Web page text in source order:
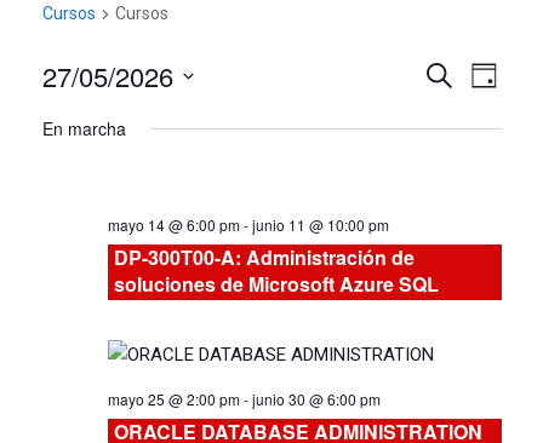
Cursos Cursos
de
y
de
BUSCAR
de
DÍA
27/05/2026
fecha.
En marcha
mayo 14 @ 6:00 pm-junio 11 @ 10:00 pm
DP-300T00-A: Administración de
soluciones de Microsoft Azure SQL
mayo 25 @ 2:00 pm-junio 30 @ 6:00 pm
ORACLE DATABASE ADMINISTRATION